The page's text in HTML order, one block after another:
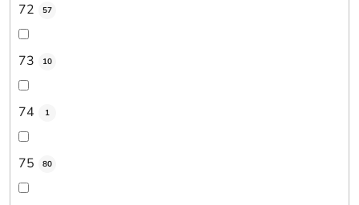
72 57
73 10
74 1
75 80